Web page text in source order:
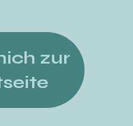
zur